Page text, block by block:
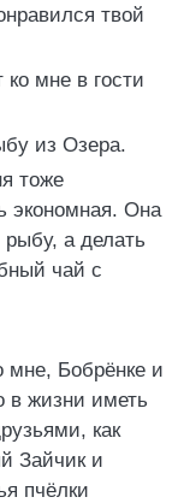
твой
мне в гости
из Озера.
тоже
экономная. Она
а делать
чай с
мне, Бобрёнке и
в жизни иметь
как
Зайчик и
пчёлки